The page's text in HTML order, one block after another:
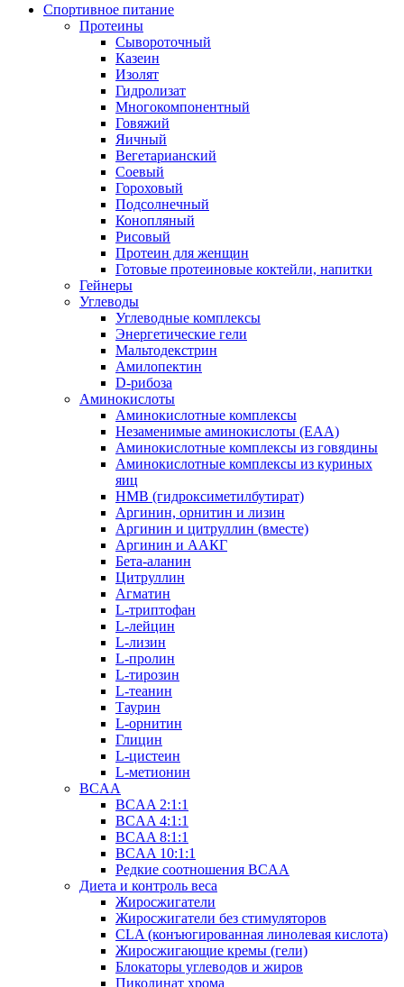
Спортивное питание
Протеины
Сывороточный
Казеин
Изолят
Гидролизат
Многокомпонентный
Говяжий
Яичный
Вегетарианский
Соевый
Гороховый
Подсолнечный
Конопляный
Рисовый
Протеин для женщин
Готовые протеиновые коктейли, напитки
Гейнеры
Углеводы
Углеводные комплексы
Энергетические гели
Мальтодекстрин
Амилопектин
D-рибоза
Аминокислоты
Аминокислотные комплексы
Незаменимые аминокислоты (EAA)
Аминокислотные комплексы из говядины
Аминокислотные комплексы из куриных
яиц
HMB (гидроксиметилбутират)
Аргинин, орнитин и лизин
Аргинин и цитруллин (вместе)
Аргинин и ААКГ
Бета-аланин
Цитруллин
Агматин
L-триптофан
L-лейцин
L-лизин
L-пролин
L-тирозин
L-теанин
Таурин
L-орнитин
Глицин
L-цистеин
L-метионин
BCAA
BCAA 2:1:1
BCAA 4:1:1
BCAA 8:1:1
BCAA 10:1:1
Редкие соотношения BCAA
Диета и контроль веса
Жиросжигатели
Жиросжигатели без стимуляторов
CLA (конъюгированная линолевая кислота)
Жиросжигающие кремы (гели)
Блокаторы углеводов и жиров
Пиколинат хрома